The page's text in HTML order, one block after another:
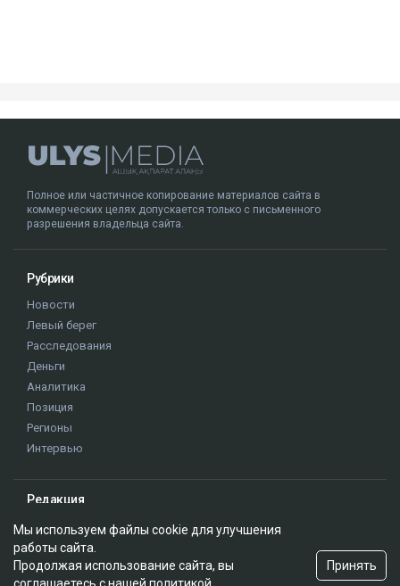
Нурсултана Назарбаева. Они развелись в 2005 году.
Бауыржан и дочери Аружан и Дария. По имеющейся
в открытом доступе информации, по профессии
Гульмира Сатыбалды - учительница.
Мы используем файлы cookie для улучшения
работы сайта.
Продолжая использование сайта, вы
Принять